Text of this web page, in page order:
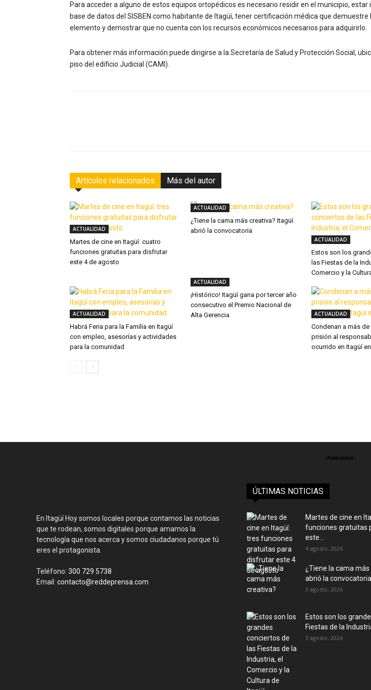
Para acceder a alguno de estos equipos ortopédicos es necesario residir en el municipio, estar
base de datos del SISBEN como habitante de Itagüí, tener certificación médica que demuestre
elemento y demostrar que no cuenta con los recursos económicos necesarios para adquirirlo.
Para obtener más información puede dirigirse a la Secretaría de Salud y Protección Social,
piso del edificio Judicial (CAMI).
Artículos relacionados Más del autor
ACTUALIDAD
Martes de cine en Itagüí: cuatro
funciones gratuitas para disfrutar
este 4 de agosto
ACTUALIDAD
¿Tiene la cama más creativa? Itagüí
abrió la convocatoria
ACTUALIDAD
Estos son los
las Fiestas de la
Comercio y la
ACTUALIDAD
Habrá Feria para la Familia en Itagüí
con empleo, asesorías y actividades
para la comunidad
ACTUALIDAD
¡Histórico! Itagüí gana por tercer año
consecutivo el Premio Nacional de
Alta Gerencia
ACTUALIDAD
Condenan a más
prisión al
ocurrido en Itagüí
- Publicidad -
En Itagüí Hoy somos locales porque contamos las noticias
que te rodean, somos digitales porque amamos la
tecnología que nos acerca y somos ciudadanos porque tú
eres el protagonista.
Teléfono: 300 729 5738
Email: contacto@reddeprensa.com
ÚLTIMAS NOTICIAS
Martes de cine en
funciones gratuitas
este...
4 agosto, 2026
¿Tiene la cama
abrió la convocatoria
3 agosto, 2026
Estos son los
Fiestas de la
3 agosto, 2026